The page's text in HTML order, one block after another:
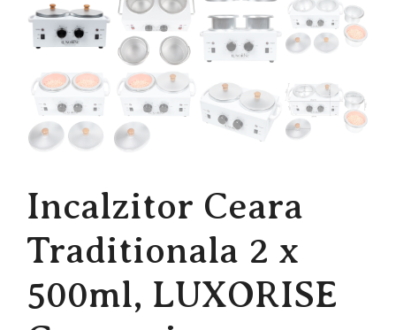
Incalzitor Ceara
Traditionala 2 x
500ml, LUXORISE